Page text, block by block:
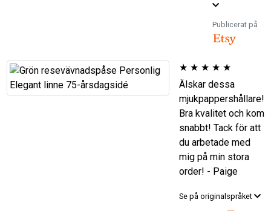
Publicerat på
★ ★ ★ ★ ★
Älskar dessa
mjukpappershållare!
Bra kvalitet och kom
snabbt! Tack för att
du arbetade med
mig på min stora
order! - Paige
Se på originalspråket